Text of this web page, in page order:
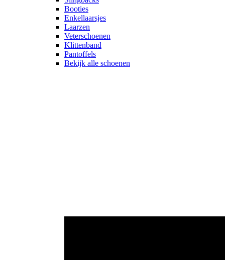
Booties
Enkellaarsjes
Laarzen
Veterschoenen
Klittenband
Pantoffels
Bekijk alle schoenen